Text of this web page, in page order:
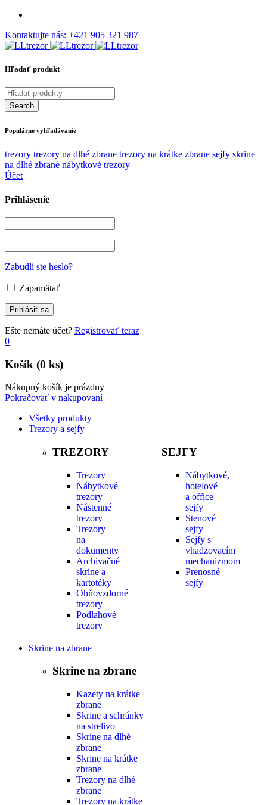
Kontaktujte nás: +421 905 321 987
Hľadať produkt
Populárne vyhľadávanie
trezory trezory na dlhé zbrane trezory na krátke zbrane sejfy skrine
na dlhé zbrane nábytkové trezory
Účet
Prihlásenie
Zabudli ste heslo?
Zapamätať
Ešte nemáte účet? Registrovať teraz
0
Košík (0 ks)
Nákupný košík je prázdny
Pokračovať v nakupovaní
Všetky produkty
Trezory a sejfy
TREZORY
Trezory
Nábytkové
trezory
Nástenné
trezory
Trezory
na
dokumenty
Archivačné
skrine a
kartotéky
Ohňovzdorné
trezory
Podlahové
trezory
SEJFY
Nábytkové,
hotelové
a office
sejfy
Stenové
sejfy
Sejfy s
vhadzovacím
mechanizmom
Prenosné
sejfy
Skrine na zbrane
Skrine na zbrane
Kazety na krátke
zbrane
Skrine a schránky
na strelivo
Skrine na dlhé
zbrane
Skrine na krátke
zbrane
Trezory na dlhé
zbrane
Trezory na krátke